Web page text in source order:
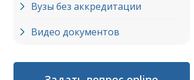
Вузы без аккредитации
Видео документов